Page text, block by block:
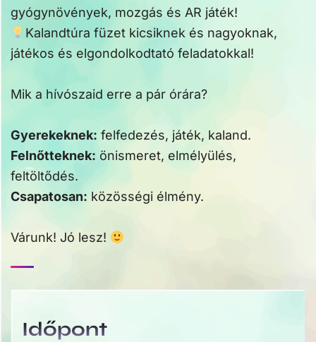
gyógynövények, mozgás és AR játék!
Kalandtúra füzet kicsiknek és nagyoknak,
játékos és elgondolkodtató feladatokkal!
Mik a hívószaid erre a pár órára?
Gyerekeknek: felfedezés, játék, kaland.
Felnőtteknek: önismeret, elmélyülés,
feltöltődés.
Csapatosan: közösségi élmény.
Várunk! Jó lesz!
Időpont